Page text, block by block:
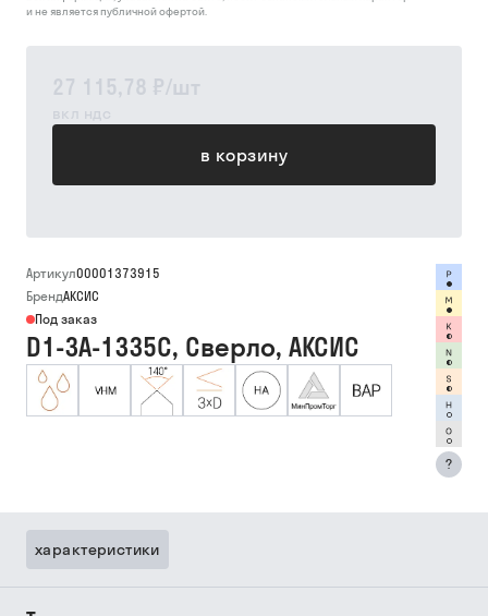
27 115,78 ₽/шт
вкл ндс
в корзину
и не является публичной офертой.
Артикул00001373915
БрендАКСИС
Под заказ
D1-3A-1335C, Сверло, АКСИС
?
характеристики